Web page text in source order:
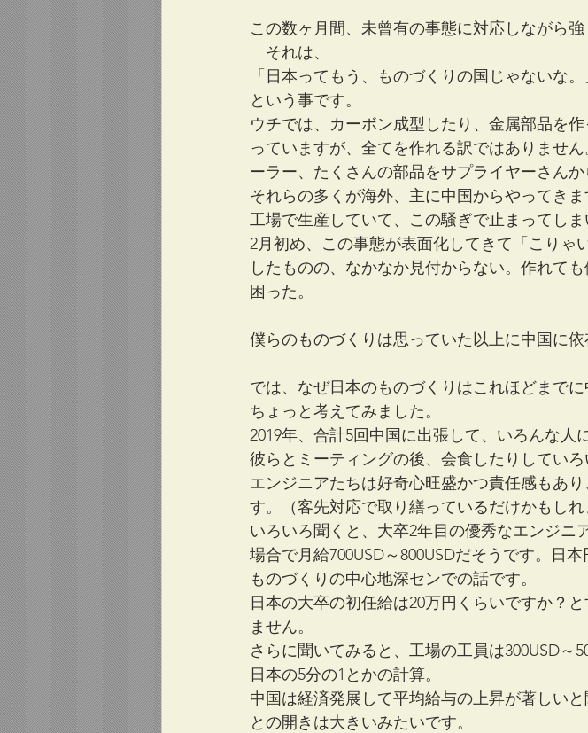
この数ヶ月間、未曾有の事態に対応しながら強
それは、
「日本ってもう、ものづくりの国じゃないな。
という事です。
ウチでは、カーボン成型したり、金属部品を
っていますが、全てを作れる訳ではありませ
ーラー、たくさんの部品をサプライヤーさんか
それらの多くが海外、主に中国からやってき
工場で生産していて、この騒ぎで止まってしま
2月初め、この事態が表面化してきて「こりゃ
したものの、なかなか見付からない。作れても
困った。
僕らのものづくりは思っていた以上に中国に依
では、なぜ日本のものづくりはこれほどまで
ちょっと考えてみました。
2019年、合計5回中国に出張して、いろんな人
彼らとミーティングの後、会食したりしてい
エンジニアたちは好奇心旺盛かつ責任感もあ
す。（客先対応で取り繕っているだけかもしれ
いろいろ聞くと、大卒2年目の優秀なエンジ
場合で月給700USD～800USDだそうです。日本
ものづくりの中心地深センでの話です。
日本の大卒の初任給は20万円くらいですか？
ません。
さらに聞いてみると、工場の工員は300USD～
日本の5分の1とかの計算。
中国は経済発展して平均給与の上昇が著しい
との開きは大きいみたいです。